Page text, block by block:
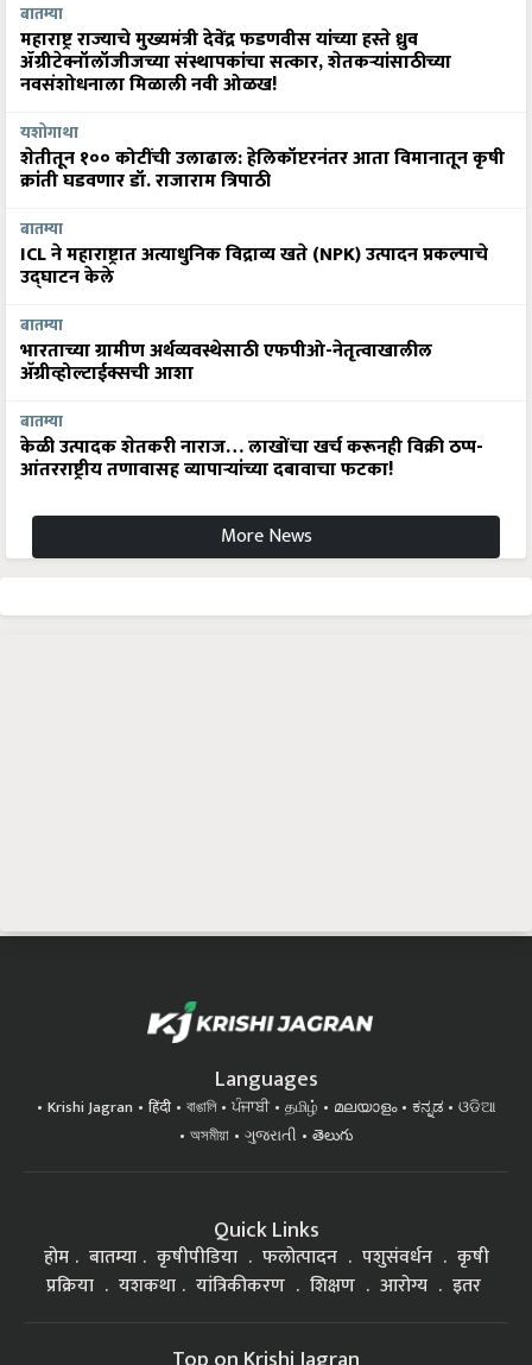
बातम्या
महाराष्ट्र राज्याचे मुख्यमंत्री देवेंद्र फडणवीस यांच्या हस्ते ध्रुव
ॲग्रीटेक्नॉलॉजीजच्या संस्थापकांचा सत्कार, शेतकऱ्यांसाठीच्या
नवसंशोधनाला मिळाली नवी ओळख!
यशोगाथा
शेतीतून १०० कोटींची उलाढाल: हेलिकॉप्टरनंतर आता विमानातून कृषी
क्रांती घडवणार डॉ. राजाराम त्रिपाठी
बातम्या
ICL ने महाराष्ट्रात अत्याधुनिक विद्राव्य खते (NPK) उत्पादन प्रकल्पाचे
उद्घाटन केले
बातम्या
भारताच्या ग्रामीण अर्थव्यवस्थेसाठी एफपीओ-नेतृत्वाखालील
अ‍ॅग्रीव्होल्टाईक्सची आशा
बातम्या
केळी उत्पादक शेतकरी नाराज… लाखोंचा खर्च करूनही विक्री ठप्प-
आंतरराष्ट्रीय तणावासह व्यापाऱ्यांच्या दबावाचा फटका!
More News
Languages
Krishi Jagran हिंदी বাঙালি ਪੰਜਾਬੀ தமிழ் മലയാളം ಕನ್ನಡ
ଓଡିଆ
অসমীয়া
ગુજરાતી తెలుగు
Quick Links
होम बातम्या कृषीपीडिया फलोत्पादन पशुसंवर्धन
कृषी
प्रक्रिया
यशकथा यांत्रिकीकरण शिक्षण आरोग्य इतर